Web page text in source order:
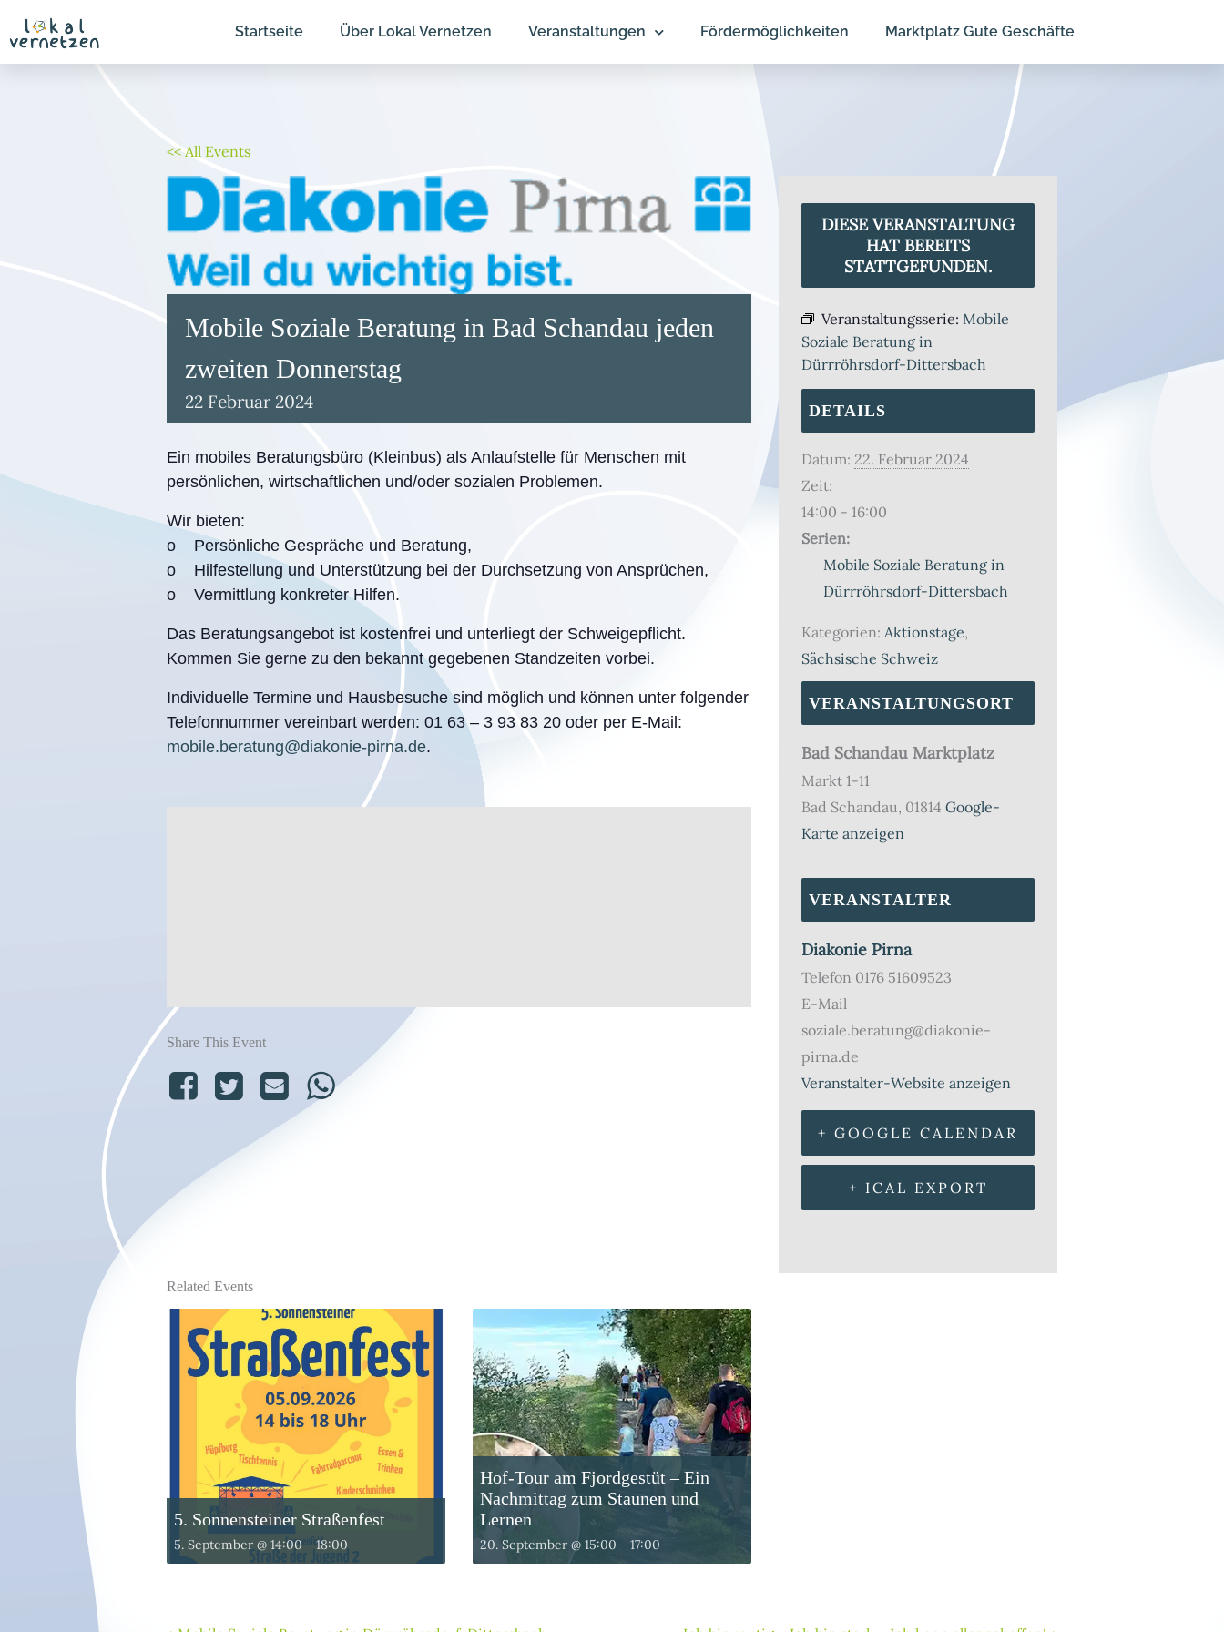
Inhalt
springen
Startseite Über Lokal Vernetzen Veranstaltungen Fördermöglichkeiten Marktplatz Gute Geschäfte
<< All Events
Mobile Soziale Beratung in Bad Schandau jeden
zweiten Donnerstag
22 Februar 2024
Ein mobiles Beratungsbüro (Kleinbus) als Anlaufstelle für Menschen mit
persönlichen, wirtschaftlichen und/oder sozialen Problemen.
Wir bieten:
o Persönliche Gespräche und Beratung,
o Hilfestellung und Unterstützung bei der Durchsetzung von Ansprüchen,
o Vermittlung konkreter Hilfen.
Das Beratungsangebot ist kostenfrei und unterliegt der Schweigepflicht.
Kommen Sie gerne zu den bekannt gegebenen Standzeiten vorbei.
Individuelle Termine und Hausbesuche sind möglich und können unter folgender
Telefonnummer vereinbart werden: 01 63 – 3 93 83 20 oder per E-Mail:
mobile.beratung@diakonie-pirna.de.
Share This Event
DIESE VERANSTALTUNG
HAT BEREITS
STATTGEFUNDEN.
Veranstaltungsserie: Mobile
Soziale Beratung in
Dürrröhrsdorf-Dittersbach
DETAILS
Datum: 22. Februar 2024
Zeit:
14:00 - 16:00
Serien:
Mobile Soziale Beratung in
Dürrröhrsdorf-Dittersbach
Kategorien: Aktionstage,
Sächsische Schweiz
VERANSTALTUNGSORT
Bad Schandau Marktplatz
Markt 1-11
Bad Schandau, 01814 Google-
Karte anzeigen
VERANSTALTER
Diakonie Pirna
Telefon 0176 51609523
E-Mail
soziale.beratung@diakonie-
pirna.de
Veranstalter-Website anzeigen
+ GOOGLE CALENDAR
+ ICAL EXPORT
Related Events
5. Sonnensteiner Straßenfest
5. September @ 14:00-18:00
Hof-Tour am Fjordgestüt – Ein
Nachmittag zum Staunen und
Lernen
20. September @ 15:00 - 17:00